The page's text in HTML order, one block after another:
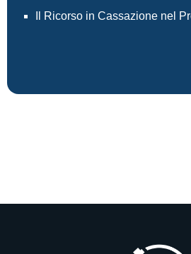
Il Ricorso in Cassazione nel